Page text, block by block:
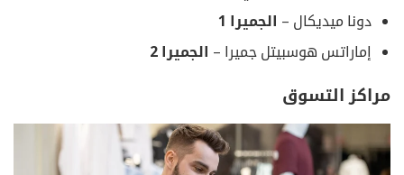
دونا ميديكال –الجميرا 1
إماراتس هوسبيتل جميرا –الجميرا 2
مراكز التسوق